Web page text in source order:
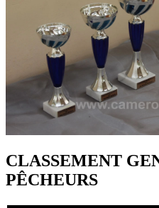
CLASSEMENT
PÊCHEURS